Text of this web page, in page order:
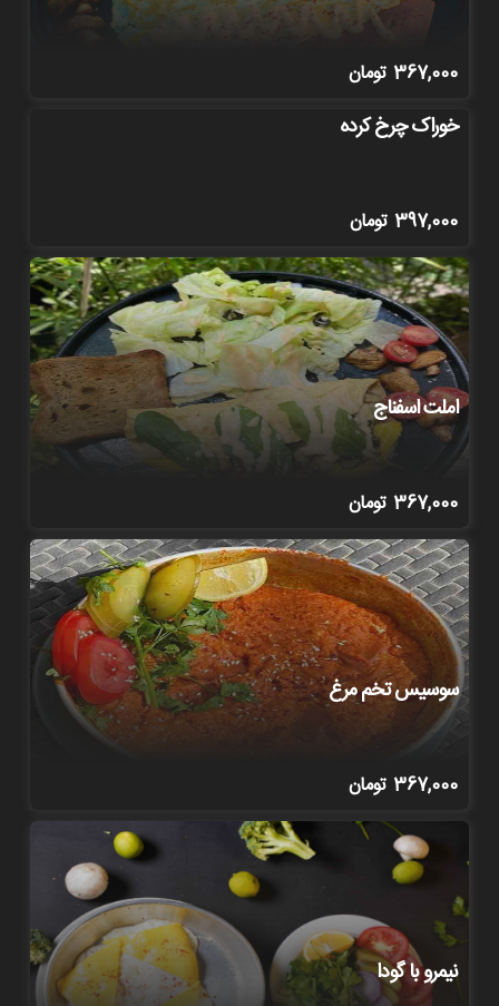
367,000 تومان
خوراک چرخ کرده
397,000 تومان
املت اسفناج
367,000 تومان
سوسیس تخم مرغ
367,000 تومان
نیمرو با گودا